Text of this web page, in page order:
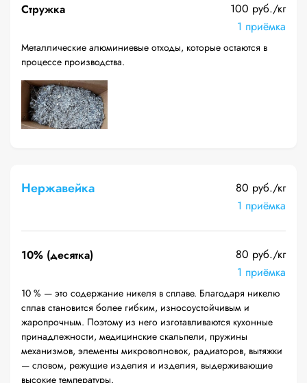
Стружка
100 руб./кг
1 приёмка
Металлические алюминиевые отходы, которые остаются в
процессе производства.
Нержавейка
80 руб./кг
1 приёмка
10% (десятка)
80 руб./кг
1 приёмка
10 % — это содержание никеля в сплаве. Благодаря никелю
сплав становится более гибким, износоустойчивым и
жаропрочным. Поэтому из него изготавливаются кухонные
принадлежности, медицинские скальпели, пружины
механизмов, элементы микроволновок, радиаторов, вытяжки
— словом, режущие изделия и изделия, выдерживающие
высокие температуры.